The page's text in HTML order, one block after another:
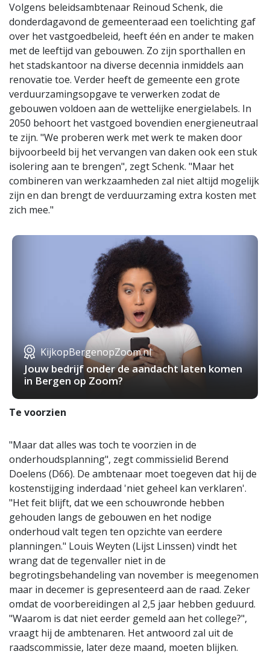
Volgens beleidsambtenaar Reinoud Schenk, die
donderdagavond de gemeenteraad een toelichting gaf
over het vastgoedbeleid, heeft één en ander te maken
met de leeftijd van gebouwen. Zo zijn sporthallen en
het stadskantoor na diverse decennia inmiddels aan
renovatie toe. Verder heeft de gemeente een grote
verduurzamingsopgave te verwerken zodat de
gebouwen voldoen aan de wettelijke energielabels. In
2050 behoort het vastgoed bovendien energieneutraal
te zijn. "We proberen werk met werk te maken door
bijvoorbeeld bij het vervangen van daken ook een stuk
isolering aan te brengen", zegt Schenk. "Maar het
combineren van werkzaamheden zal niet altijd mogelijk
zijn en dan brengt de verduurzaming extra kosten met
zich mee."
KijkopBergenopZoom.nl
Jouw bedrijf onder de aandacht laten komen
in Bergen op Zoom?
Te voorzien
"Maar dat alles was toch te voorzien in de
onderhoudsplanning", zegt commissielid Berend
Doelens (D66). De ambtenaar moet toegeven dat hij de
kostenstijging inderdaad 'niet geheel kan verklaren'.
"Het feit blijft, dat we een schouwronde hebben
gehouden langs de gebouwen en het nodige
onderhoud valt tegen ten opzichte van eerdere
planningen." Louis Weyten (Lijst Linssen) vindt het
wrang dat de tegenvaller niet in de
begrotingsbehandeling van november is meegenomen
maar in decemer is gepresenteerd aan de raad. Zeker
omdat de voorbereidingen al 2,5 jaar hebben geduurd.
"Waarom is dat niet eerder gemeld aan het college?",
vraagt hij de ambtenaren. Het antwoord zal uit de
raadscommissie, later deze maand, moeten blijken.